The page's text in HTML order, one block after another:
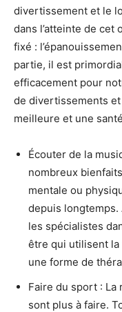
divertissement et le
dans l’atteinte de cet
fixé :
partie, il est
efficacement pour
de divertissements
meilleure et une
Écouter de la
nombreux
mentale ou
depuis longtemps.
les spécialistes
être qui utilisent la
une forme de
Faire du sport :
sont plus à faire.